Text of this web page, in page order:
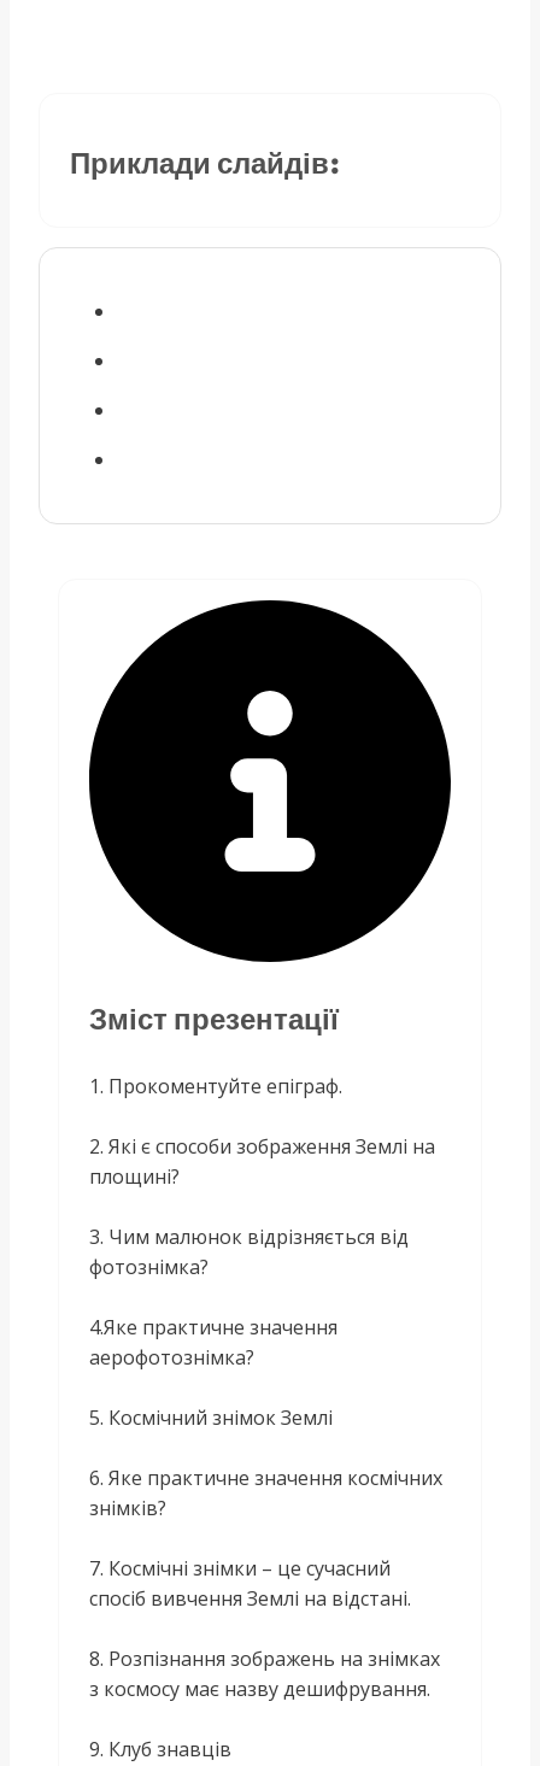
Приклади слайдів:
Зміст презентації
1. Прокоментуйте епіграф.
2. Які є способи зображення Землі на
площині?
3. Чим малюнок відрізняється від
фотознімка?
4.Яке практичне значення
аерофотознімка?
5. Космічний знімок Землі
6. Яке практичне значення космічних
знімків?
7. Космічні знімки – це сучасний
спосіб вивчення Землі на відстані.
8. Розпізнання зображень на знімках
з космосу має назву дешифрування.
9. Клуб знавців